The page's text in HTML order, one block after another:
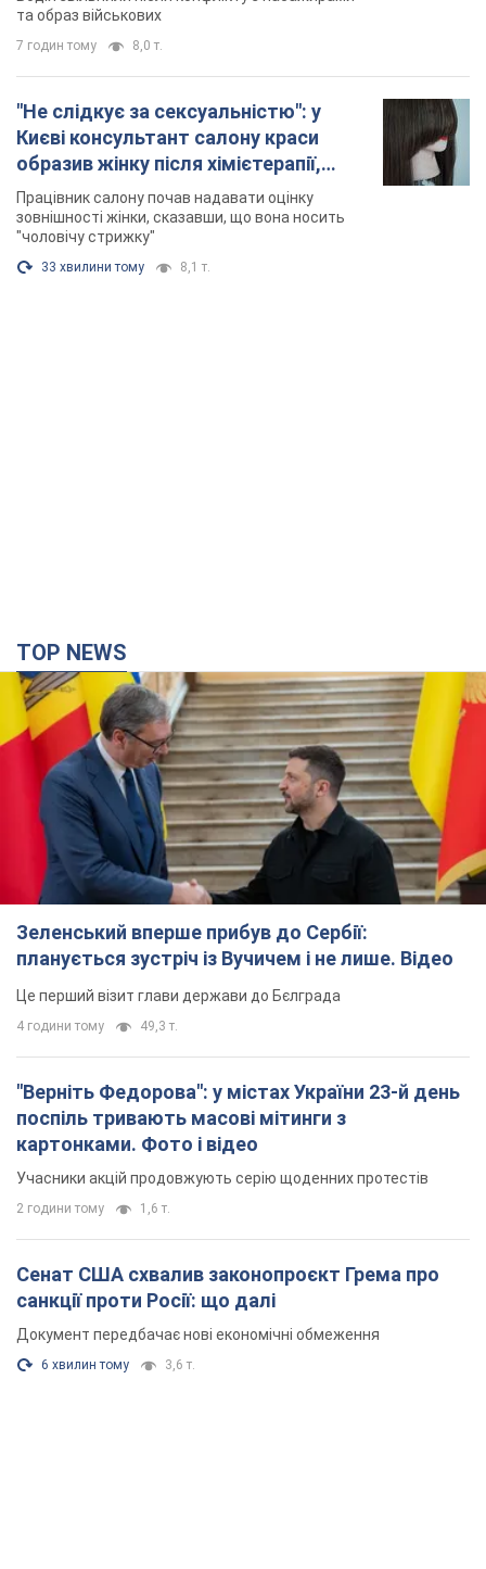
та образ військових
7 годин тому 8,0 т.
"Не слідкує за сексуальністю": у
Києві консультант салону краси
образив жінку після хімієтерапії,
розгорівся скандал. Фото
Працівник салону почав надавати оцінку
зовнішності жінки, сказавши, що вона носить
"чоловічу стрижку"
33 хвилини тому 8,1 т.
TOP NEWS
Зеленський вперше прибув до Сербії:
планується зустріч із Вучичем і не лише. Відео
Це перший візит глави держави до Бєлграда
4 години тому 49,3 т.
"Верніть Федорова": у містах України 23-й день
поспіль тривають масові мітинги з
картонками. Фото і відео
Учасники акцій продовжують серію щоденних протестів
2 години тому 1,6 т.
Сенат США схвалив законопроєкт Грема про
санкції проти Росії: що далі
Документ передбачає нові економічні обмеження
6 хвилин тому 3,6 т.